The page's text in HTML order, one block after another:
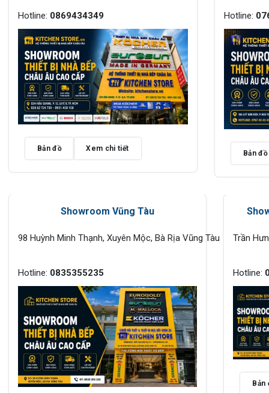
Hotline: 0869434349
Bản đồ Xem chi tiết
Hotline:
Bản đồ
Showroom Vũng Tàu
98 Huỳnh Minh Thạnh, Xuyên Mộc, Bà Rịa Vũng Tàu
Hotline: 0835355235
Trần
Hotline:
Bản